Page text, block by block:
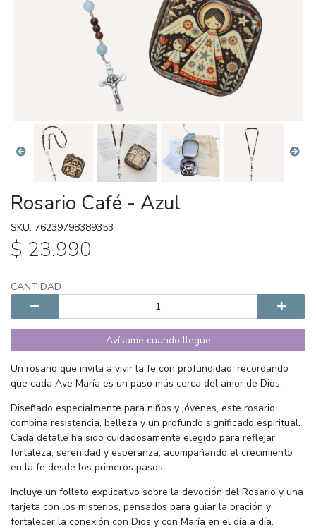
Rosario Café - Azul
SKU: 76239798389353
$ 23.990
CANTIDAD
Avísame cuando llegue
Un rosario que invita a vivir la fe con profundidad, recordando
que cada Ave María es un paso más cerca del amor de Dios.
Diseñado especialmente para niños y jóvenes, este rosario
combina resistencia, belleza y un profundo significado espiritual.
Cada detalle ha sido cuidadosamente elegido para reflejar
fortaleza, serenidad y esperanza, acompañando el crecimiento
en la fe desde los primeros pasos.
Incluye un folleto explicativo sobre la devoción del Rosario y una
tarjeta con los misterios, pensados para guiar la oración y
fortalecer la conexión con Dios y con María en el día a día.